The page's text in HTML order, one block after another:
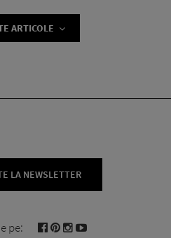
ARTICOLE
LA NEWSLETTER
pe: